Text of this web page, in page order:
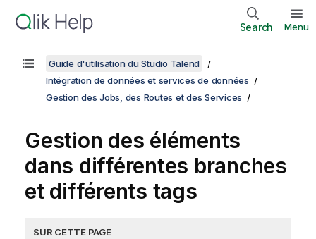
Search Menu
Guide d'utilisation du Studio Talend
Intégration de données et services de données
Gestion des Jobs, des Routes et des Services
Gestion des éléments
dans différentes branches
et différents tags
SUR CETTE PAGE